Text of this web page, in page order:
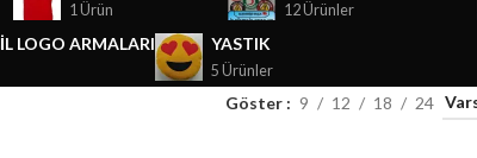
1 Ürün 12 Ürünler
LOGO ARMALARI YASTIK
5 Ürünler
Göster 9 12 18 24